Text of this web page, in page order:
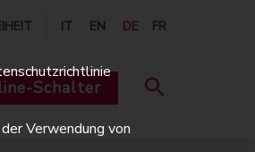
IT EN DE FR
Schalter
Verwendung von